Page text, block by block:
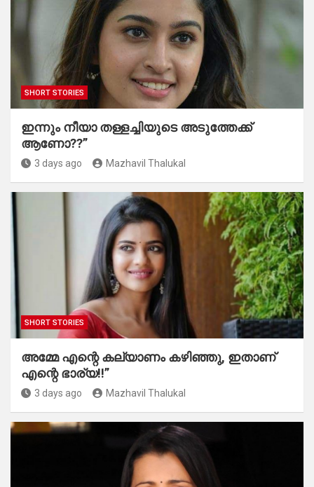
SHORT STORIES
ഇന്നും നീയാ തള്ളച്ചിയുടെ അടുത്തേക്ക്
ആണോ??”
3 days ago Mazhavil Thalukal
SHORT STORIES
അമ്മേ എന്റെ കല്യാണം കഴിഞ്ഞു, ഇതാണ്
എന്റെ ഭാര്യ!!”
3 days ago Mazhavil Thalukal